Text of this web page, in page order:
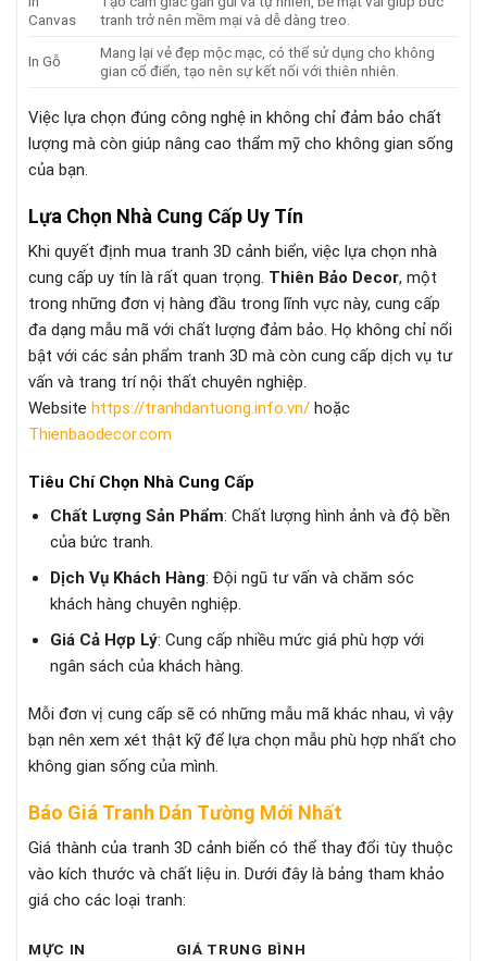
Canvas
tranh trở nên mềm mại và dễ dàng treo.
In Gỗ
Mang lại vẻ đẹp mộc mạc, có thể sử dụng cho không
gian cổ điển, tạo nên sự kết nối với thiên nhiên.
Việc lựa chọn đúng công nghệ in không chỉ đảm bảo chất
lượng mà còn giúp nâng cao thẩm mỹ cho không gian sống
của bạn.
Lựa Chọn Nhà Cung Cấp Uy Tín
Khi quyết định mua tranh 3D cảnh biển, việc lựa chọn nhà
cung cấp uy tín là rất quan trọng. Thiên Bảo Decor, một
trong những đơn vị hàng đầu trong lĩnh vực này, cung cấp
đa dạng mẫu mã với chất lượng đảm bảo. Họ không chỉ nổi
bật với các sản phẩm tranh 3D mà còn cung cấp dịch vụ tư
vấn và trang trí nội thất chuyên nghiệp.
Website https://tranhdantuong.info.vn/ hoặc
Thienbaodecor.com
Tiêu Chí Chọn Nhà Cung Cấp
Chất Lượng Sản Phẩm: Chất lượng hình ảnh và độ bền
của bức tranh.
Dịch Vụ Khách Hàng: Đội ngũ tư vấn và chăm sóc
khách hàng chuyên nghiệp.
Giá Cả Hợp Lý: Cung cấp nhiều mức giá phù hợp với
ngân sách của khách hàng.
Mỗi đơn vị cung cấp sẽ có những mẫu mã khác nhau, vì vậy
bạn nên xem xét thật kỹ để lựa chọn mẫu phù hợp nhất cho
không gian sống của mình.
Báo Giá Tranh Dán Tường Mới Nhất
Giá thành của tranh 3D cảnh biển có thể thay đổi tùy thuộc
vào kích thước và chất liệu in. Dưới đây là bảng tham khảo
giá cho các loại tranh:
MỰC IN
GIÁ TRUNG BÌNH